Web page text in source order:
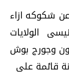
عن شكوكه ازاء
الولايات
وجورج بوش
قائمة على